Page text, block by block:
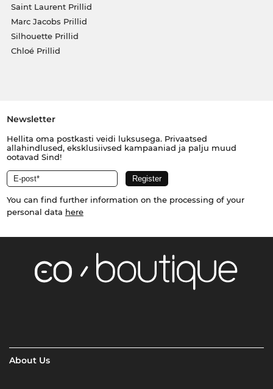
Saint Laurent Prillid
Marc Jacobs Prillid
Silhouette Prillid
Chloé Prillid
Newsletter
Hellita oma postkasti veidi luksusega. Privaatsed
allahindlused, eksklusiivsed kampaaniad ja palju muud
ootavad Sind!
You can find further information on the processing of your
personal data here
About Us